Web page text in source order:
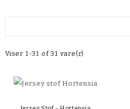
Viser 1-31 of 31 vare(r)